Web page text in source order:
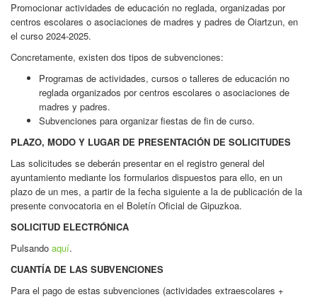
Promocionar actividades de educación no reglada, organizadas por
centros escolares o asociaciones de madres y padres de Oiartzun, en
el curso 2024-2025.
Concretamente, existen dos tipos de subvenciones:
Programas de actividades, cursos o talleres de educación no
reglada organizados por centros escolares o asociaciones de
madres y padres.
Subvenciones para organizar fiestas de fin de curso.
PLAZO, MODO Y LUGAR DE PRESENTACIÓN DE SOLICITUDES
Las solicitudes se deberán presentar en el registro general del
ayuntamiento mediante los formularios dispuestos para ello, en un
plazo de un mes, a partir de la fecha siguiente a la de publicación de la
presente convocatoria en el Boletín Oficial de Gipuzkoa.
SOLICITUD ELECTRÓNICA
Pulsando aquí.
CUANTÍA DE LAS SUBVENCIONES
Para el pago de estas subvenciones (actividades extraescolares +